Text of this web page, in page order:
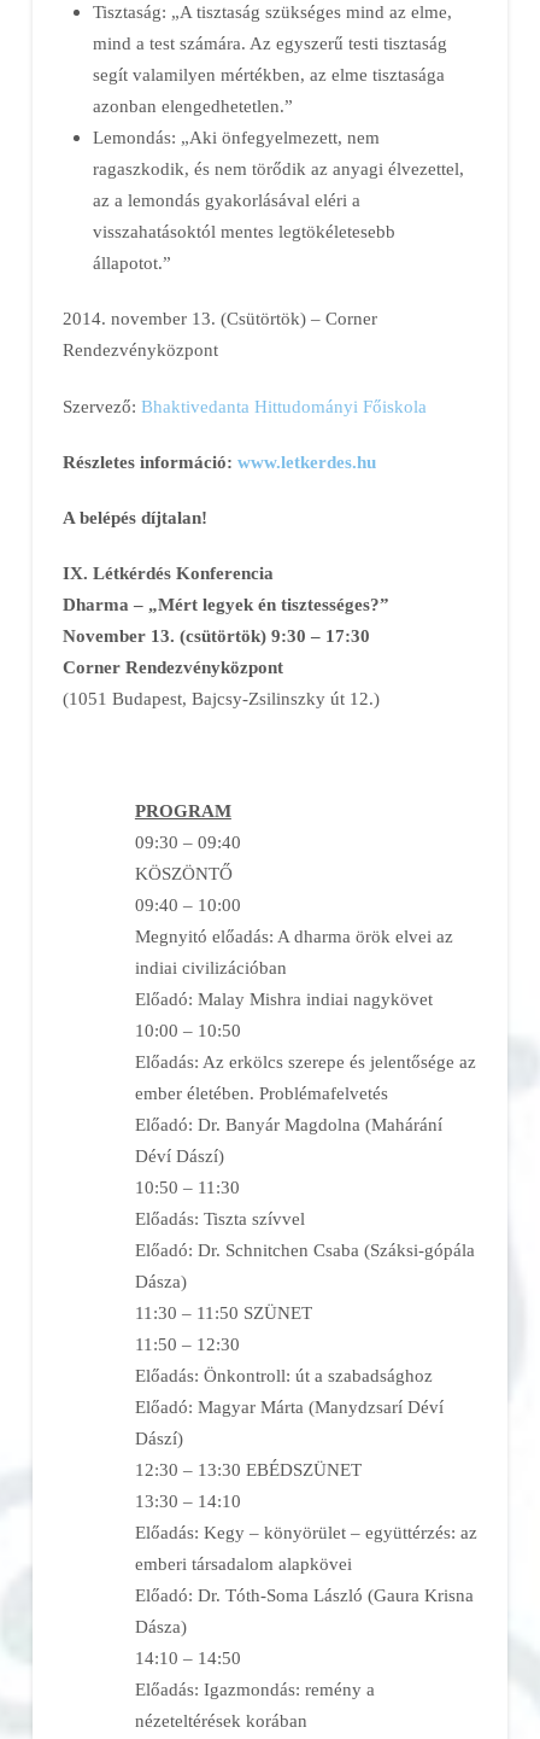
Tisztaság: „A tisztaság szükséges mind az elme,
mind a test számára. Az egyszerű testi tisztaság
segít valamilyen mértékben, az elme tisztasága
azonban elengedhetetlen.”
Lemondás: „Aki önfegyelmezett, nem
ragaszkodik, és nem törődik az anyagi élvezettel,
az a lemondás gyakorlásával eléri a
visszahatásoktól mentes legtökéletesebb
állapotot.”
2014. november 13. (Csütörtök) – Corner
Rendezvényközpont
Szervező: Bhaktivedanta Hittudományi Főiskola
Részletes információ: www.letkerdes.hu
A belépés díjtalan!
IX. Létkérdés Konferencia
Dharma – „Mért legyek én tisztességes?”
November 13. (csütörtök) 9:30 – 17:30
Corner Rendezvényközpont
(1051 Budapest, Bajcsy-Zsilinszky út 12.)
PROGRAM
09:30 – 09:40
KÖSZÖNTŐ
09:40 – 10:00
Megnyitó előadás: A dharma örök elvei az
indiai civilizációban
Előadó: Malay Mishra indiai nagykövet
10:00 – 10:50
Előadás: Az erkölcs szerepe és jelentősége az
ember életében. Problémafelvetés
Előadó: Dr. Banyár Magdolna (Mahárání
Déví Dászí)
10:50 – 11:30
Előadás: Tiszta szívvel
Előadó: Dr. Schnitchen Csaba (Száksi-gópála
Dásza)
11:30 – 11:50 SZÜNET
11:50 – 12:30
Előadás: Önkontroll: út a szabadsághoz
Előadó: Magyar Márta (Manydzsarí Déví
Dászí)
12:30 – 13:30 EBÉDSZÜNET
13:30 – 14:10
Előadás: Kegy – könyörület – együttérzés: az
emberi társadalom alapkövei
Előadó: Dr. Tóth-Soma László (Gaura Krisna
Dásza)
14:10 – 14:50
Előadás: Igazmondás: remény a
nézeteltérések korában